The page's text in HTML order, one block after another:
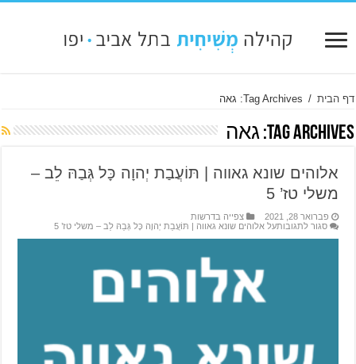
דף הבית / Tag Archives: גאה
Tag Archives: גאה
אלוהים שונא גאווה | תּוֹעֲבַת יְהוָה כָּל גְּבַהּ לֵב –
משלי טז’ 5
פברואר 28, 2021
צפייה בדרשות
סגור לתגובותעל אלוהים שונא גאווה | תּוֹעֲבַת יְהוָה כָּל גְּבַהּ לֵב – משלי טז’ 5